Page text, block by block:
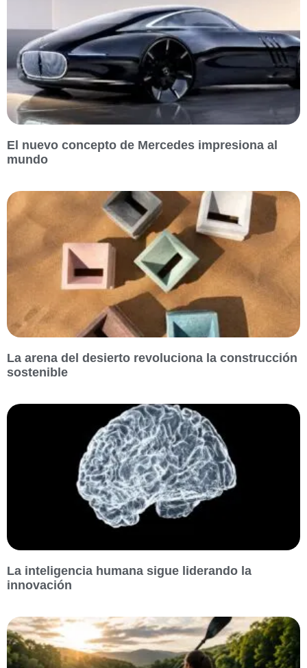
El nuevo concepto de Mercedes impresiona al
mundo
La arena del desierto revoluciona la construcción
sostenible
La inteligencia humana sigue liderando la
innovación